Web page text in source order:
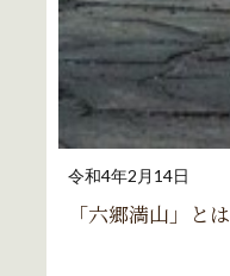
令和4年2月14日
「六郷満山」とは